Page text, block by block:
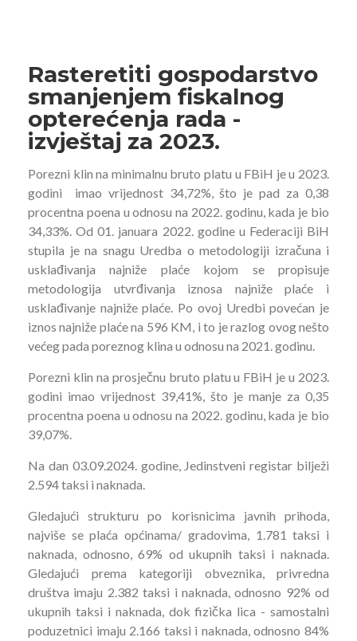
Rasteretiti gospodarstvo
smanjenjem fiskalnog
opterećenja rada -
izvještaj za 2023.
Porezni klin na minimalnu bruto platu u FBiH je u 2023.
godini
imao vrijednost 34,72%, što je pad za 0,38
procentna poena u odnosu na 2022. godinu, kada je bio
34,33%. Od 01. januara 2022. godine u Federaciji BiH
stupila je na snagu Uredba o metodologiji izračuna i
usklađivanja najniže plaće kojom se propisuje
metodologija utvrđivanja iznosa najniže plaće i
usklađivanje najniže plaće. Po ovoj Uredbi povećan je
iznos najniže plaće na 596 KM, i to je razlog ovog nešto
većeg pada poreznog klina u odnosu na 2021. godinu.
Porezni klin na prosječnu bruto platu u FBiH je u 2023.
godini imao vrijednost 39,41%, što je manje za 0,35
procentna poena u odnosu na 2022. godinu, kada je bio
39,07%.
Na dan 03.09.2024. godine, Jedinstveni registar bilježi
2.594 taksi i naknada.
Gledajući strukturu po korisnicima javnih prihoda,
najviše se plaća općinama/ gradovima, 1.781 taksi i
naknada, odnosno, 69% od ukupnih taksi i naknada.
Gledajući prema kategoriji obveznika, privredna
društva imaju 2.382 taksi i naknada, odnosno 92% od
ukupnih taksi i naknada, dok fizička lica - samostalni
poduzetnici imaju 2.166 taksi i naknada, odnosno 84%